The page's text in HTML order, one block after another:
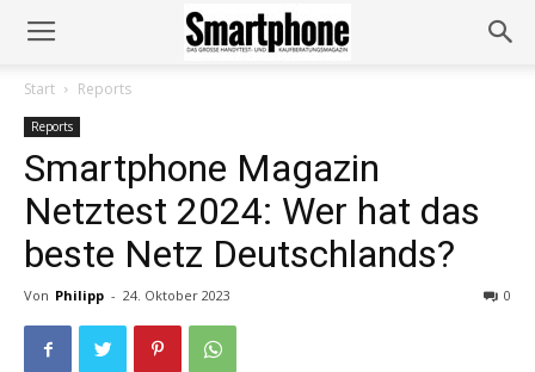
Start Reports
Reports
Smartphone Magazin
Netztest 2024: Wer hat das
beste Netz Deutschlands?
Von Philipp - 24. Oktober 2023 0